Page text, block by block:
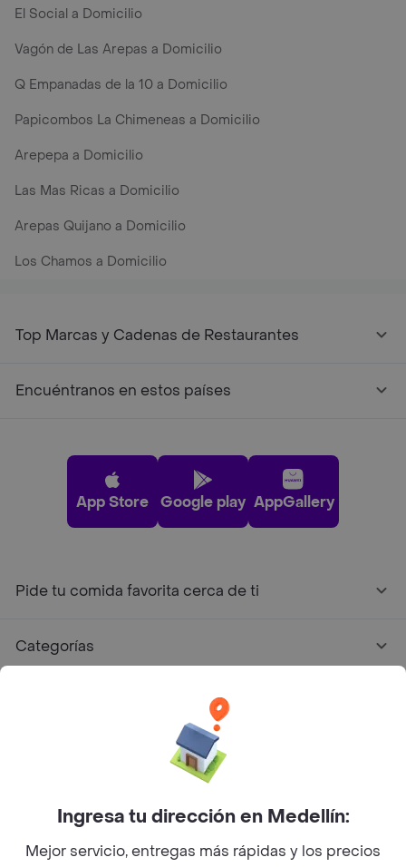
El Social a Domicilio
Vagón de Las Arepas a Domicilio
Q Empanadas de la 10 a Domicilio
Papicombos La Chimeneas a Domicilio
Arepepa a Domicilio
Las Mas Ricas a Domicilio
Arepas Quijano a Domicilio
Los Chamos a Domicilio
Top Marcas y Cadenas de Restaurantes
Encuéntranos en estos países
App Store Google play AppGallery
Pide tu comida favorita cerca de ti
Categorías
Facebook
TwitterInstagram
©2026Rappi Inc. All rights reserved.
Ingresa tu dirección en Medellín:
Mejor servicio, entregas más rápidas y los precios